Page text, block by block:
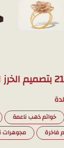
خواتم ذهب ناعمة
فاخرة مجوهرات